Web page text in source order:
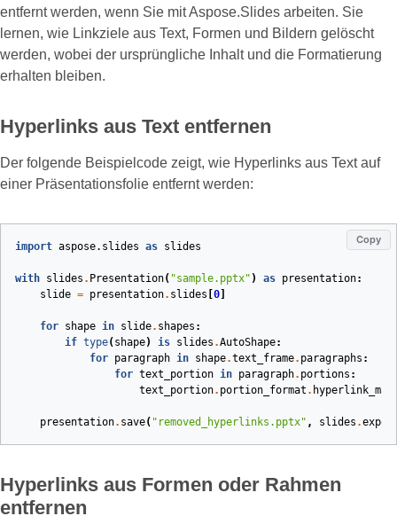
entfernt werden, wenn Sie mit Aspose.Slides arbeiten. Sie
lernen, wie Linkziele aus Text, Formen und Bildern gelöscht
werden, wobei der ursprüngliche Inhalt und die Formatierung
erhalten bleiben.
Hyperlinks aus Text entfernen
Der folgende Beispielcode zeigt, wie Hyperlinks aus Text auf
einer Präsentationsfolie entfernt werden:
Copy
import aspose.slides as slides
with slides . Presentation( "sample.pptx" ) as presentation:
slide = presentation. slides 0
for shape in slide. shapes :
if type( shape) is slides .AutoShape:
for paragraph in shape.text_frame. paragraphs :
for text_portion in paragraph. portions :
text_portion. portion_format .
presentation. save( "removed_hyperlinks.pptx" , slides .
Hyperlinks aus Formen oder Rahmen
entfernen